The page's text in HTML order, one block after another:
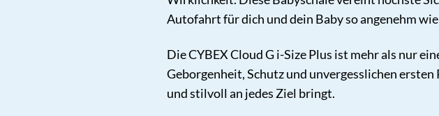
Autofahrt für dich und dein Baby so angenehm
Die CYBEX Cloud G i-Size Plus ist mehr als nur
Geborgenheit, Schutz und unvergesslichen
und stilvoll an jedes Ziel bringt.